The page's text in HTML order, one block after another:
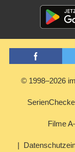
© 1998–2026
Filme